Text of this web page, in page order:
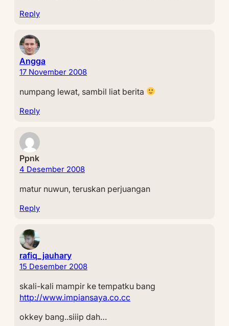
Reply
Angga
17 November 2008
numpang lewat, sambil liat berita
Reply
Ppnk
4 Desember 2008
matur nuwun, teruskan perjuangan
Reply
rafiq_jauhary
15 Desember 2008
skali-kali mampir ke tempatku bang
http://www.impiansaya.co.cc
okkey bang..siiip dah…